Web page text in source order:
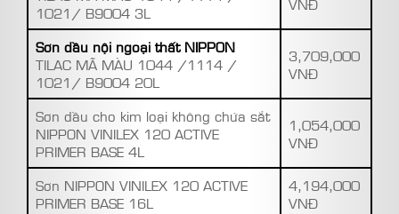
1021/ B9004 3L
VNĐ
Sơn dầu nội ngoại thất NIPPON
TILAC MÃ MÀU 1044 /1114 /
1021/ B9004 20L
3,709,000
VNĐ
Sơn dầu cho kim loại không chứa sắt
NIPPON VINILEX 120 ACTIVE
PRIMER BASE 4L
1,054,000
VNĐ
Sơn NIPPON VINILEX 120 ACTIVE
PRIMER BASE 16L
4,194,000
VNĐ